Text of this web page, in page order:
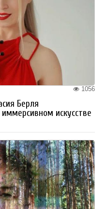
1056
Берля
искусстве